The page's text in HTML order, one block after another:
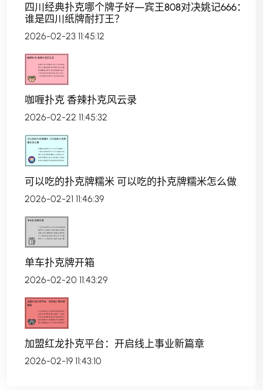
四川经典扑克哪个牌子好—宾王808对决姚记666：
谁是四川纸牌耐打王？
2026-02-23 11:45:12
咖喱扑克 香辣扑克风云录
2026-02-22 11:45:32
可以吃的扑克牌糯米 可以吃的扑克牌糯米怎么做
2026-02-21 11:46:39
单车扑克牌开箱
2026-02-20 11:43:29
加盟红龙扑克平台：开启线上事业新篇章
2026-02-19 11:43:10